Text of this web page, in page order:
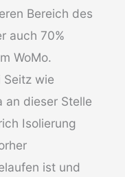
Bereich des
auch 70%
WoMo.
Seitz wie
an dieser Stelle
Isolierung
ist und